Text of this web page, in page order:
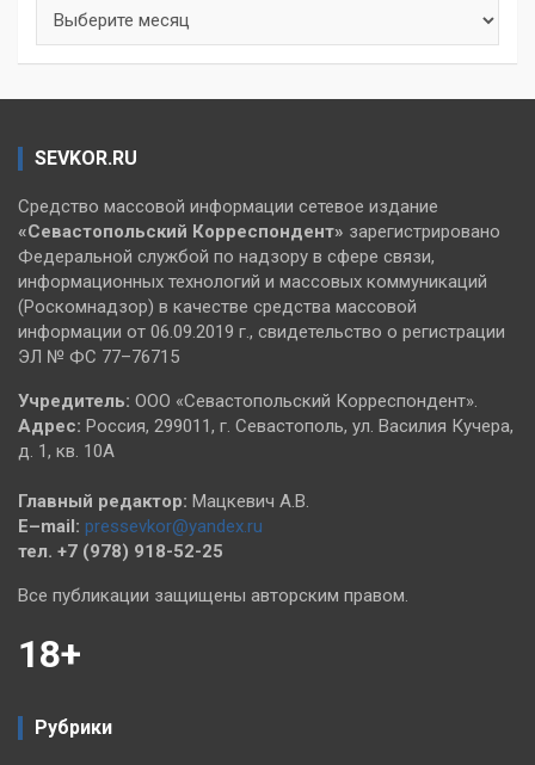
SEVKOR.RU
Средство массовой информации сетевое издание
«Севастопольский Корреспондент» зарегистрировано
Федеральной службой по надзору в сфере связи,
информационных технологий и массовых коммуникаций
(Роскомнадзор) в качестве средства массовой
информации от 06.09.2019 г., свидетельство о регистрации
ЭЛ № ФС 77–76715
Учредитель: ООО «Севастопольский Корреспондент».
Адрес: Россия, 299011, г. Севастополь, ул. Василия Кучера,
д. 1, кв. 10А
Главный редактор: Мацкевич А.В.
E–mail: pressevkor@yandex.ru
тел. +7 (978) 918-52-25
Все публикации защищены авторским правом.
18+
Рубрики